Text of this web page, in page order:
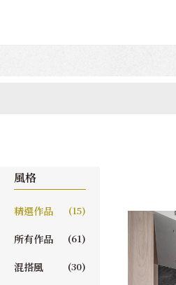
風格
精選作品 (15)
所有作品 (61)
混搭風 (30)